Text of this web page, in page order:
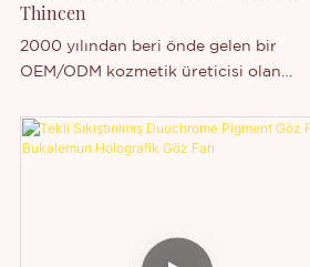
Thincen
2000 yılından beri önde gelen bir
OEM/ODM kozmetik üreticisi olan
birden fazla bitişi bir araya getiren bu
profesyonel kalitede göz farı paletini